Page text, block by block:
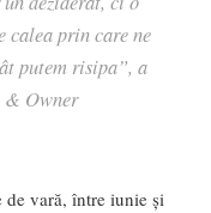
calea prin care ne
putem risipa”, a
& Owner
vară, între iunie și